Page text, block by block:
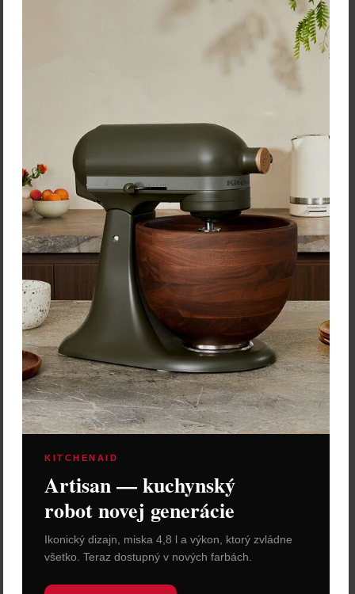
Rose&Tulipani Miska
"Concerto Verde Acqua" –
Ø 7 cm, súprava 6 kusov
Cena: 41,40 €
Na objednávku
Vložiť do košíka
KITCHENAID
Artisan — kuchynský
robot novej generácie
Ikonický dizajn, miska 4,8 l a výkon, ktorý zvládne
všetko. Teraz dostupný v nových farbách.